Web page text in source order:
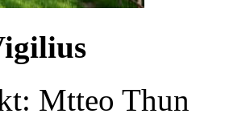
Mtteo Thun